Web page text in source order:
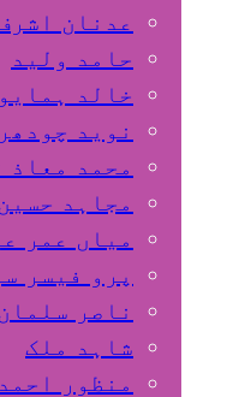
عدنان
حامد ولید
خالد
نوید
محمد معاذ
مجاہد
میاں عمر
پرو فیسر
ناصر سلمان
شاہد ملک
منظور احمد